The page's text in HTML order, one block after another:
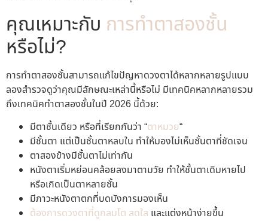
คุณเหมาะกับ การทำตาสองชั้น
หรือไม่?
การทำตาสองชั้นสามารถแก้ไขปัญหาดวงตาได้หลากหลายรูปแบบ
ลองสำรวจดูว่าคุณมีลักษณะเหล่านี้หรือไม่ มีเทคนิคหลากหลายรวม
ถึงเทคนิคทำตาสองชั้นในปี 2026 นี้ด้วย:
มีตาชั้นเดียว หรือที่เรียกกันว่า “ตาหมวย“
มีชั้นตา แต่เป็นชั้นตาหลบใน ทำให้มองไม่เห็นชั้นตาที่ชัดเจน
ตาสองข้างมีชั้นตาไม่เท่ากัน
หนังตาเริ่มหย่อนคล้อยลงมาตามวัย ทำให้ชั้นตาเดิมหายไป
หรือเกิดเป็นตาหลายชั้น
มีภาวะหนังตาตกที่บดบังการมองเห็น
ต้องการดวงตาที่ดูกลมโต สดใส และแต่งหน้าง่ายขึ้น